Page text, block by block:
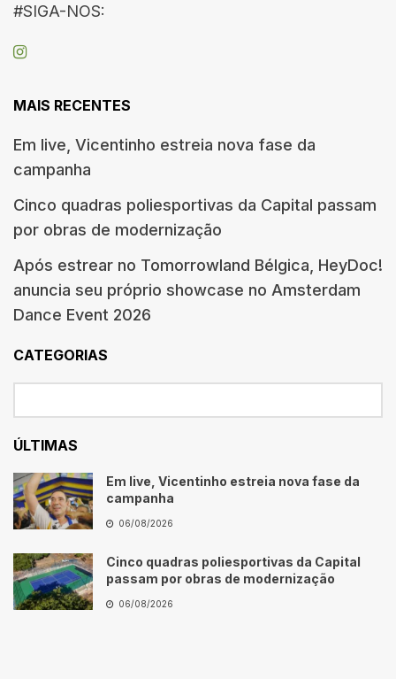
#SIGA-NOS:
MAIS RECENTES
Em live, Vicentinho estreia nova fase da
campanha
Cinco quadras poliesportivas da Capital passam
por obras de modernização
Após estrear no Tomorrowland Bélgica, HeyDoc!
anuncia seu próprio showcase no Amsterdam
Dance Event 2026
CATEGORIAS
ÚLTIMAS
Em live, Vicentinho estreia nova fase da
campanha
06/08/2026
Cinco quadras poliesportivas da Capital
passam por obras de modernização
06/08/2026